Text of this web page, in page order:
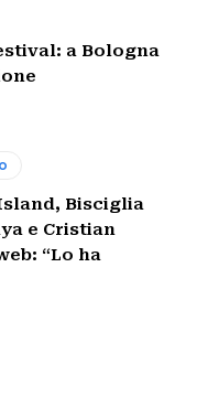
a Bologna
Bisciglia
e Cristian
“Lo ha